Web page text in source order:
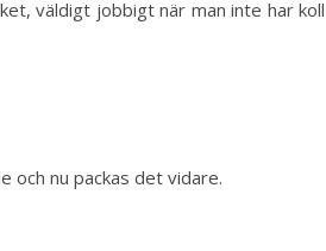
väldigt jobbigt när man inte har koll
och nu packas det vidare.